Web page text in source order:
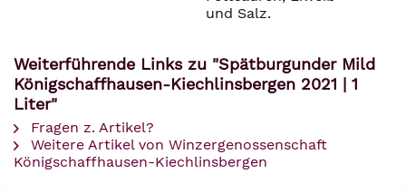
und Salz.
Weiterführende Links zu "Spätburgunder Mild
Königschaffhausen-Kiechlinsbergen 2021 | 1
Liter"
Fragen z. Artikel?
Weitere Artikel von Winzergenossenschaft
Königschaffhausen-Kiechlinsbergen